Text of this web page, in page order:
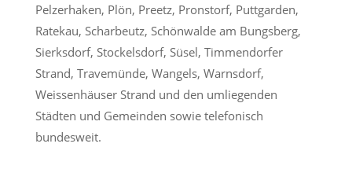
Pelzerhaken, Plön, Preetz, Pronstorf, Puttgarden,
Ratekau, Scharbeutz, Schönwalde am Bungsberg,
Sierksdorf, Stockelsdorf, Süsel, Timmendorfer
Strand, Travemünde, Wangels, Warnsdorf,
Weissenhäuser Strand und den umliegenden
Städten und Gemeinden sowie telefonisch
bundesweit.